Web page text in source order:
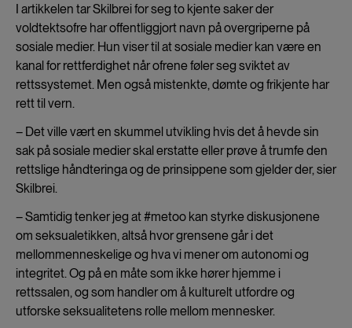
I artikkelen tar Skilbrei for seg to kjente saker der
voldtektsofre har offentliggjort navn på overgriperne på
sosiale medier. Hun viser til at sosiale medier kan være en
kanal for rettferdighet når ofrene føler seg sviktet av
rettssystemet. Men også mistenkte, dømte og frikjente har
rett til vern.
– Det ville vært en skummel utvikling hvis det å hevde sin
sak på sosiale medier skal erstatte eller prøve å trumfe den
rettslige håndteringa og de prinsippene som gjelder der, sier
Skilbrei.
– Samtidig tenker jeg at #metoo kan styrke diskusjonene
om seksualetikken, altså hvor grensene går i det
mellommenneskelige og hva vi mener om autonomi og
integritet. Og på en måte som ikke hører hjemme i
rettssalen, og som handler om å kulturelt utfordre og
utforske seksualitetens rolle mellom mennesker.